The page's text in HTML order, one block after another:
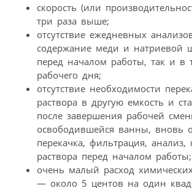
скорость (или
три раза выше;
отсутствие ежедневных
содержание меди и натриевой
перед началом работы, так и в
рабочего дня;
отсутствие необходимости
раствора в другую емкость и
после завершения рабочей
освободившейся ванны, вновь
перекачка, фильтрация, анализ,
раствора перед началом работы;
очень малый расход
— около 5 центов на один